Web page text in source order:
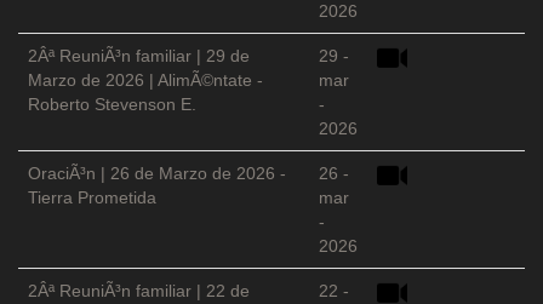
2026
2Âª ReuniÃ³n familiar | 29 de
Marzo de 2026 | AlimÃ©ntate -
Roberto Stevenson E.
29 -
mar
-
2026
OraciÃ³n | 26 de Marzo de 2026 -
Tierra Prometida
26 -
mar
-
2026
2Âª ReuniÃ³n familiar | 22 de
22 -